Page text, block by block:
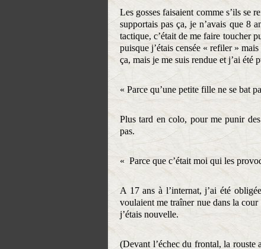
Les gosses faisaient comme s’ils se
supportais pas ça, je n’avais que 8
tactique, c’était de me faire toucher
puisque j’étais censée « refiler »
ça, mais je me suis rendue et j’ai été
« Parce qu’une petite fille ne se bat
Plus tard en colo, pour me punir
pas.
« Parce que c’était moi qui les
A 17 ans à l’internat, j’ai été
voulaient me traîner nue dans la
j’étais nouvelle.
(Devant l’échec du frontal, la rouste